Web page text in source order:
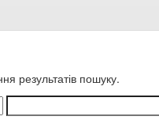
результатів пошуку.